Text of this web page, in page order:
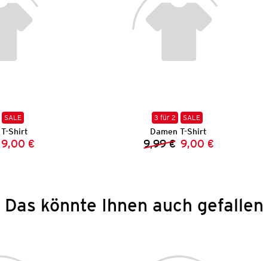
SALE
Shirt
Preis:
Preis:
9,00 €
3 für 2 SALE
Damen T-Shirt
Vorheriger Preis:
9,99 € Neuer Preis:
9,00 €
Das könnte Ihnen auch gefallen